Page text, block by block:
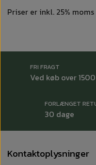
Priser er inkl. 25% moms
FRI FRAGT
Ved køb over
FORLÆNGET
30 dage
Kontaktoplysninger